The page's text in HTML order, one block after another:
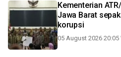
Kementerian
Jawa Barat
korupsi
05 August 2026 20:05